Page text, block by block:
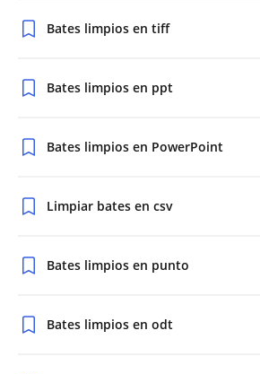
Bates limpios en tiff
Bates limpios en ppt
Bates limpios en PowerPoint
Limpiar bates en csv
Bates limpios en punto
Bates limpios en odt